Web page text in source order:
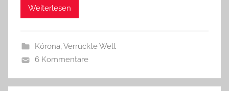
Weiterlesen
Kórona,Verrückte Welt
6 Kommentare